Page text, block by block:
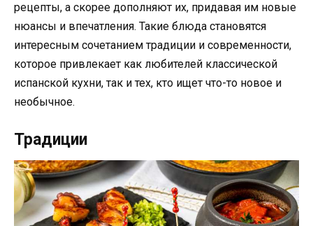
рецепты, а скорее дополняют их, придавая им новые
нюансы и впечатления. Такие блюда становятся
интересным сочетанием традиции и современности,
которое привлекает как любителей классической
испанской кухни, так и тех, кто ищет что-то новое и
необычное.
Традиции